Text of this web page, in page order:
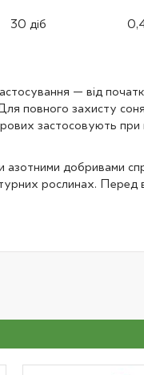
30 діб
— від
повного захисту
застосовують при
азотними добривами
рослинах. Перед